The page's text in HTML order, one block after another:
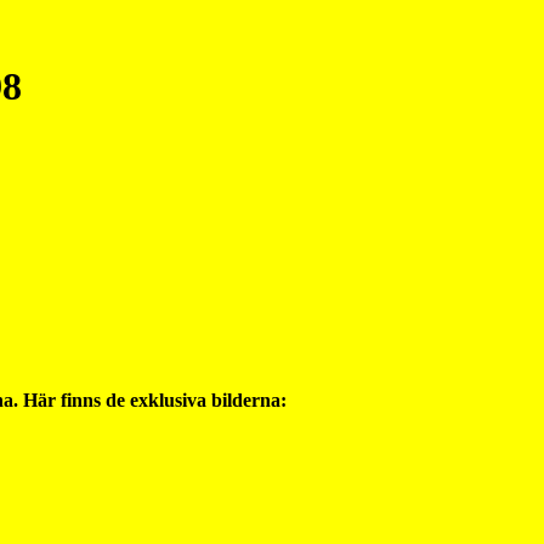
Här finns de exklusiva bilderna: